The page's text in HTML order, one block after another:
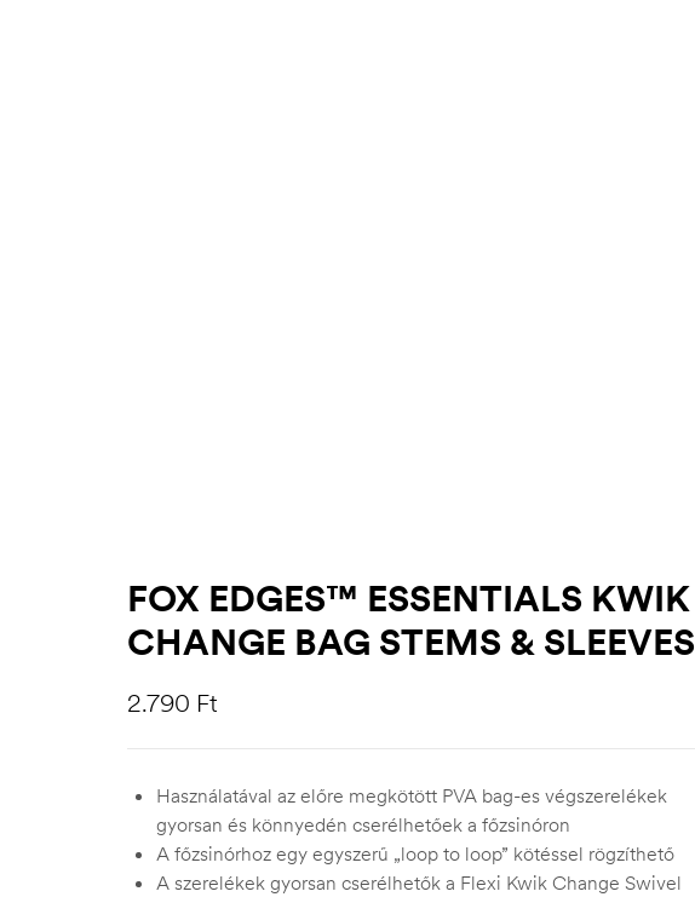
FOX EDGES™ ESSENTIALS KWIK
CHANGE BAG STEMS & SLEEVES
2.790 Ft
Használatával az előre megkötött PVA bag-es végszerelékek
gyorsan és könnyedén cserélhetőek a főzsinóron
A főzsinórhoz egy egyszerű „loop to loop” kötéssel rögzíthető
A szerelékek gyorsan cserélhetők a Flexi Kwik Change Swivel